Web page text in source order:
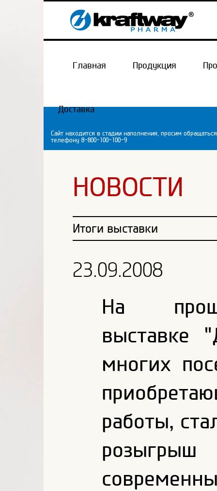
Главная Продукция
Доставка
Сайт находится в стадии наполнения, просим
телефону 8-800-100-100-9
НОВОСТИ
Итоги выставки
23.09.2008
На
выставке
многих
работы,